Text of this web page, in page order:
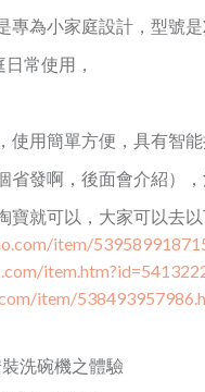
專為小家庭設計，型號是
常使用，
使用簡單方便，具有智能
省發啊，後面會介紹）
寶就可以，大家可以去
item/
item/